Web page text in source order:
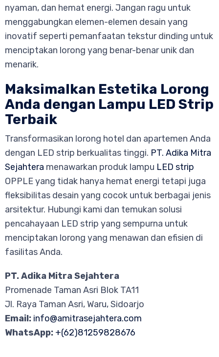
nyaman, dan hemat energi. Jangan ragu untuk
menggabungkan elemen-elemen desain yang
inovatif seperti pemanfaatan tekstur dinding untuk
menciptakan lorong yang benar-benar unik dan
menarik.
Maksimalkan Estetika Lorong
Anda dengan Lampu LED Strip
Terbaik
Transformasikan lorong hotel dan apartemen Anda
dengan LED strip berkualitas tinggi. PT. Adika Mitra
Sejahtera menawarkan produk lampu LED strip
OPPLE yang tidak hanya hemat energi tetapi juga
fleksibilitas desain yang cocok untuk berbagai jenis
arsitektur. Hubungi kami dan temukan solusi
pencahayaan LED strip yang sempurna untuk
menciptakan lorong yang menawan dan efisien di
fasilitas Anda.
PT. Adika Mitra Sejahtera
Promenade Taman Asri Blok TA11
Jl. Raya Taman Asri, Waru, Sidoarjo
Email: info@amitrasejahtera.com
WhatsApp: +(62)81259828676